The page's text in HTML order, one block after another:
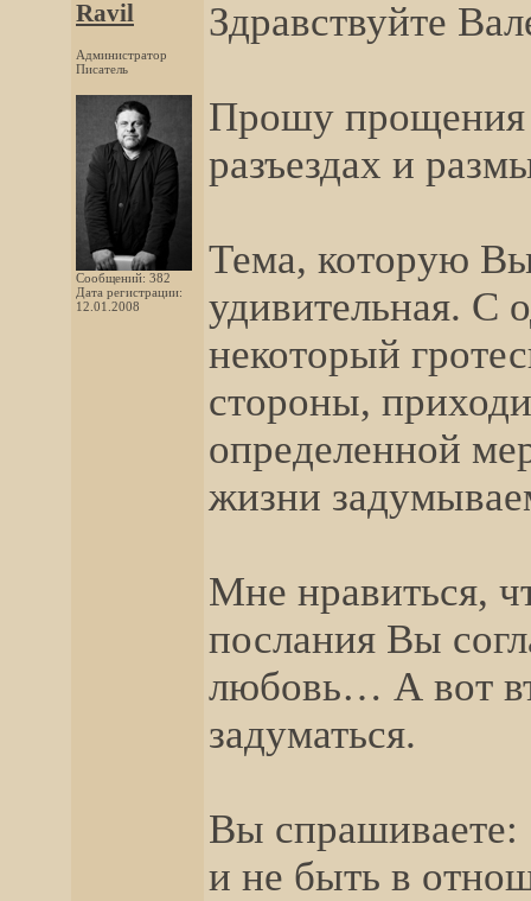
Ravil
Администратор
Писатель
Сообщений: 382
Дата регистрации:
12.01.2008
Здравствуйте
Прошу прощения
разъездах и
Тема, которую
удивительная. С
некоторый
стороны,
определенной
жизни
Мне нравиться,
послания Вы
любовь… А вот
задуматься.
Вы
и не быть в